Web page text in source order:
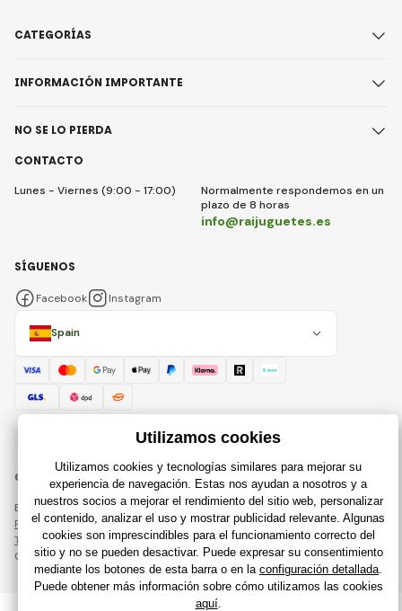
CONTACTO
Lunes - Viernes (9:00 - 17:00)
Normalmente respondemos en un
plazo de 8 horas
info@raijuguetes.es
CATEGORÍAS
INFORMACIÓN IMPORTANTE
NO SE LO PIERDA
Spain
SÍGUENOS
Facebook Instagram
© 2018 - 2026 Raijuguetes.es, Todos los derechos reservados
Esta página está protegida por reCAPTCHA y se aplican
Política de privacidadcompañías de Google y su
Términos y condiciones.
Creación de tiendas en línea eficientes desdeRIESENIA